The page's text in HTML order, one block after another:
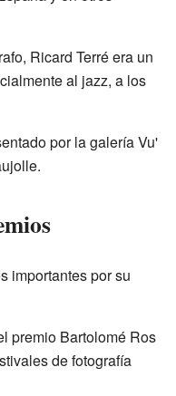
Ricard Terré era un
al jazz, a los
por la galería Vu'
importantes por su
premio Bartolomé Ros
de fotografía